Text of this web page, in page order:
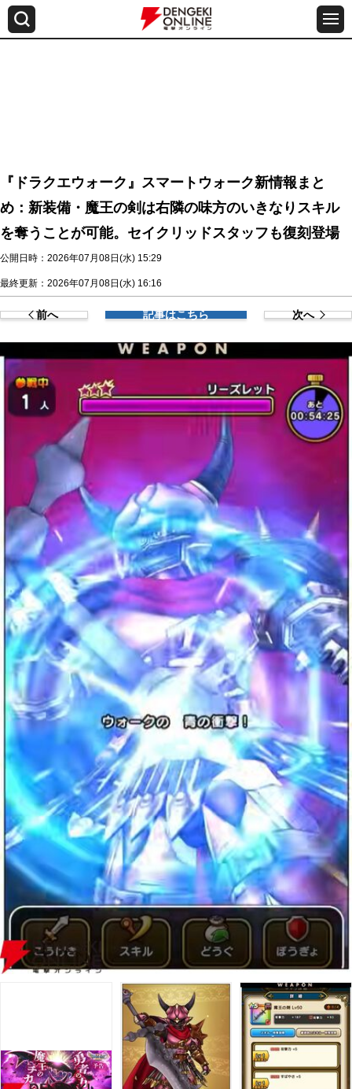
『ドラクエウォーク』スマートウォーク新情報まと
め：新装備・魔王の剣は右隣の味方のいきなりスキル
を奪うことが可能。セイクリッドスタッフも復刻登場
公開日時：2026年07月08日(水) 15:29
最終更新：2026年07月08日(水) 16:16
前へ 記事はこちら 次へ